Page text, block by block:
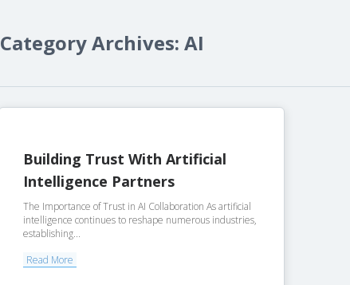
Category Archives: AI
Building Trust With Artificial
Intelligence Partners
The Importance of Trust in AI Collaboration As artificial
intelligence continues to reshape numerous industries,
establishing...
Read More